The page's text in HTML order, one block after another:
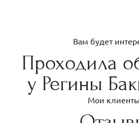
Вам будет
Проходила
у Регины
Мои клиенты